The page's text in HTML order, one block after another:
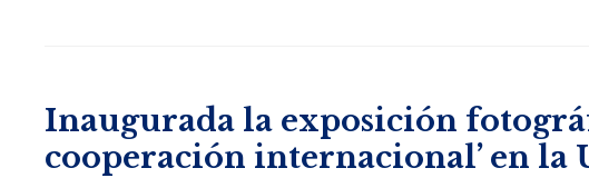
Inaugurada la exposición
cooperación internacional’ en la